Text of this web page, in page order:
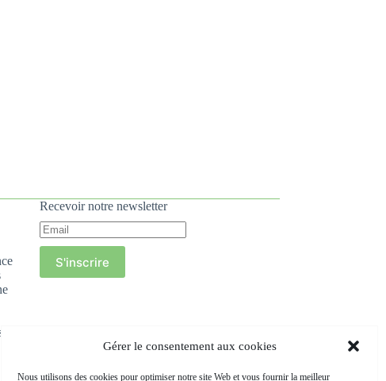
Gérer le consentement aux cookies
Nous utilisons des cookies pour optimiser notre site Web et vous fournir la meilleur
Recevoir notre newsletter
S'inscrire